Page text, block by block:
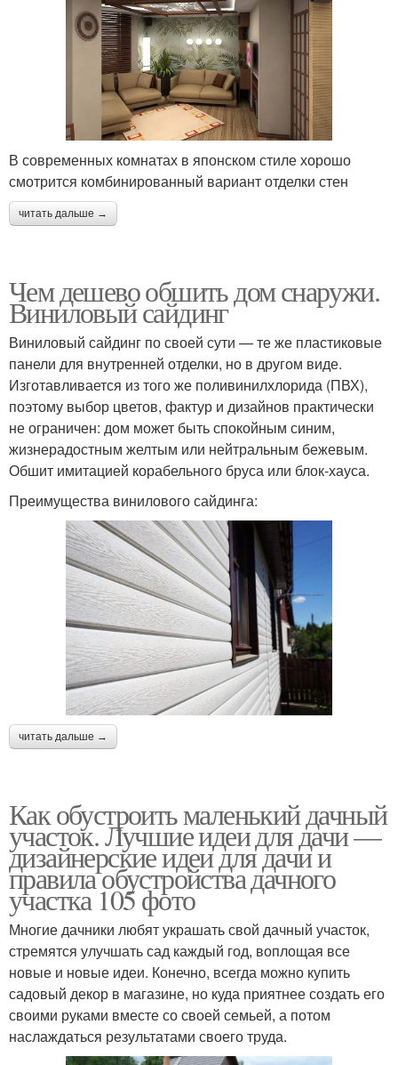
В современных комнатах в японском стиле хорошо
смотрится комбинированный вариант отделки стен
читать дальше →
Чем дешево обшить дом снаружи.
Виниловый сайдинг
Виниловый сайдинг по своей сути — те же пластиковые
панели для внутренней отделки, но в другом виде.
Изготавливается из того же поливинилхлорида (ПВХ),
поэтому выбор цветов, фактур и дизайнов практически
не ограничен: дом может быть спокойным синим,
жизнерадостным желтым или нейтральным бежевым.
Обшит имитацией корабельного бруса или блок-хауса.
Преимущества винилового сайдинга:
читать дальше →
Как обустроить маленький дачный
участок. Лучшие идеи для дачи —
дизайнерские идеи для дачи и
правила обустройства дачного
участка 105 фото
Многие дачники любят украшать свой дачный участок,
стремятся улучшать сад каждый год, воплощая все
новые и новые идеи. Конечно, всегда можно купить
садовый декор в магазине, но куда приятнее создать его
своими руками вместе со своей семьей, а потом
наслаждаться результатами своего труда.